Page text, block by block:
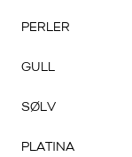
PERLER
GULL
SØLV
PLATINA